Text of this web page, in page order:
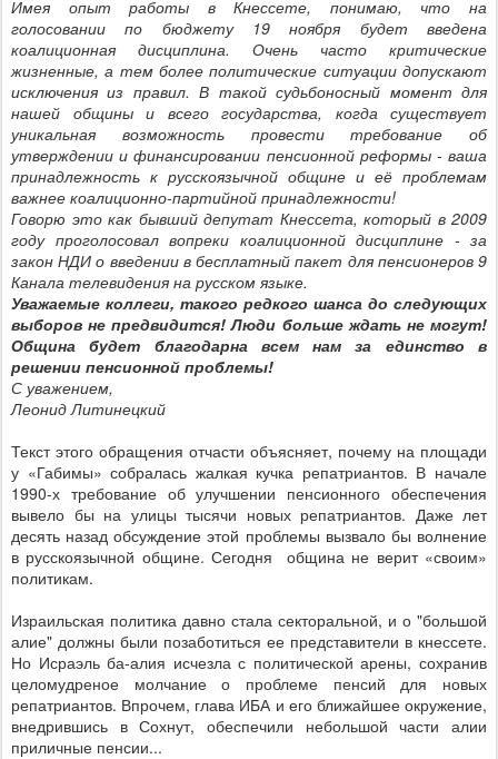
Имея опыт работы в Кнессете, понимаю, что на
голосовании по бюджету 19 ноября будет введена
коалиционная дисциплина. Очень часто критические
жизненные, а тем более политические ситуации допускают
исключения из правил. В такой судьбоносный момент для
нашей общины и всего государства, когда существует
уникальная возможность провести требование об
утверждении и финансировании пенсионной реформы - ваша
принадлежность к русскоязычной общине и её проблемам
важнее коалиционно-партийной принадлежности!
Говорю это как бывший депутат Кнессета, который в 2009
году проголосовал вопреки коалиционной дисциплине - за
закон НДИ о введении в бесплатный пакет для пенсионеров 9
Канала телевидения на русском языке.
Уважаемые коллеги, такого редкого шанса до следующих
выборов не предвидится! Люди больше ждать не могут!
Община будет благодарна всем нам за единство в
решении пенсионной проблемы!
С уважением,
Леонид Литинецкий
Текст этого обращения отчасти объясняет, почему на площади
у «Габимы» собралась жалкая кучка репатриантов. В начале
1990-х требование об улучшении пенсионного обеспечения
вывело бы на улицы тысячи новых репатриантов. Даже лет
десять назад обсуждение этой проблемы вызвало бы волнение
в русскоязычной общине. Сегодня община не верит «своим»
политикам.
Израильская политика давно стала секторальной, и о "большой
алие" должны были позаботиться ее представители в кнессете.
Но Исраэль ба-алия исчезла с политической арены, сохранив
целомудреное молчание о проблеме пенсий для новых
репатриантов. Впрочем, глава ИБА и его ближайшее окружение,
внедрившись в Сохнут, обеспечили небольшой части алии
приличные пенсии...